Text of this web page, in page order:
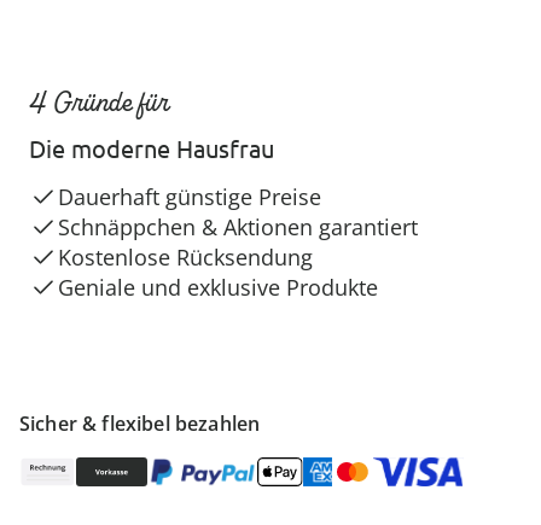
Sicher & flexibel bezahlen
4 Gründe für
Die moderne Hausfrau
Dauerhaft günstige Preise
Schnäppchen & Aktionen garantiert
Kostenlose Rücksendung
Geniale und exklusive Produkte